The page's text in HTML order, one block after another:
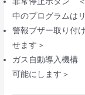
中のプログラム
警報ブザー取り付
せます＞
ガス自動導入機構
可能にします＞